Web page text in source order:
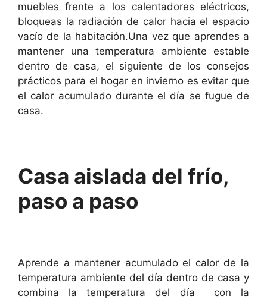
muebles frente a los calentadores eléctricos,
bloqueas la radiación de calor hacia el espacio
vacío de la habitación.Una vez que aprendes a
mantener una temperatura ambiente estable
dentro de casa, el siguiente de los consejos
prácticos para el hogar en invierno es evitar que
el calor acumulado durante el día se fugue de
casa.
Casa aislada del frío,
paso a paso
Aprende a mantener acumulado el calor de la
temperatura ambiente del día dentro de casa y
combina la temperatura del día con la